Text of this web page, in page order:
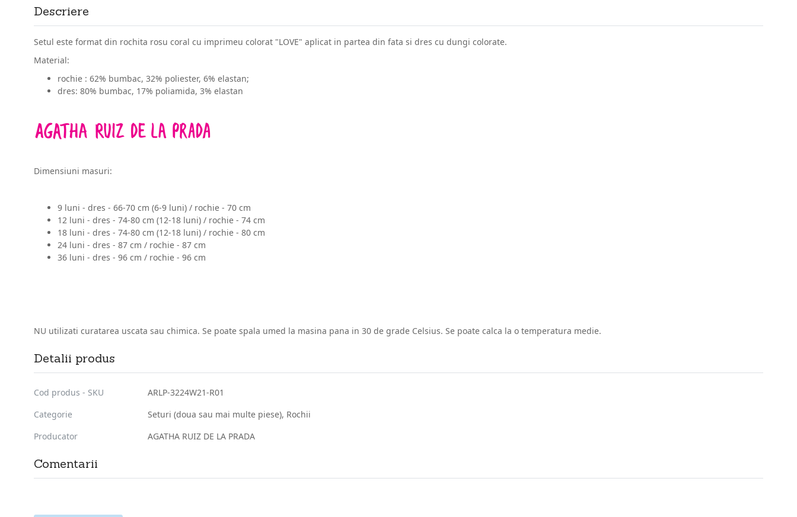
Descriere
Setul este format din rochita rosu coral cu imprimeu colorat "LOVE" aplicat in partea din fata si dres cu dungi colorate.
Material:
rochie : 62% bumbac, 32% poliester, 6% elastan;
dres: 80% bumbac, 17% poliamida, 3% elastan
Dimensiuni masuri:
9 luni - dres - 66-70 cm (6-9 luni) / rochie - 70 cm
12 luni - dres - 74-80 cm (12-18 luni) / rochie - 74 cm
18 luni - dres - 74-80 cm (12-18 luni) / rochie - 80 cm
24 luni - dres - 87 cm / rochie - 87 cm
36 luni - dres - 96 cm / rochie - 96 cm
NU utilizati curatarea uscata sau chimica. Se poate spala umed la masina pana in 30 de grade Celsius. Se poate calca la o temperatura medie.
Detalii produs
Cod produs - SKU
ARLP-3224W21-R01
Categorie
Seturi (doua sau mai multe piese), Rochii
Producator
AGATHA RUIZ DE LA PRADA
Comentarii